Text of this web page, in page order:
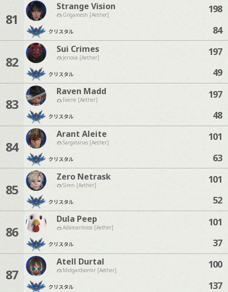
81
Strange Vision
Gilgamesh [Aether]
クリスタル
198
84
82
Sui Crimes
Jenova [Aether]
クリスタル
197
49
83
Raven Madd
Faerie [Aether]
クリスタル
197
48
84
Arant Aleite
Sargatanas [Aether]
クリスタル
101
63
85
Zero Netrask
Siren [Aether]
クリスタル
101
52
86
Dula Peep
Adamantoise [Aether]
クリスタル
101
37
87
Atell Durtal
Midgardsormr [Aether]
クリスタル
100
137